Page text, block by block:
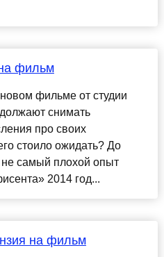
фильм
фильме от студии
снимать
про своих
стоило ожидать? До
самый плохой опыт
2014 год...
на фильм